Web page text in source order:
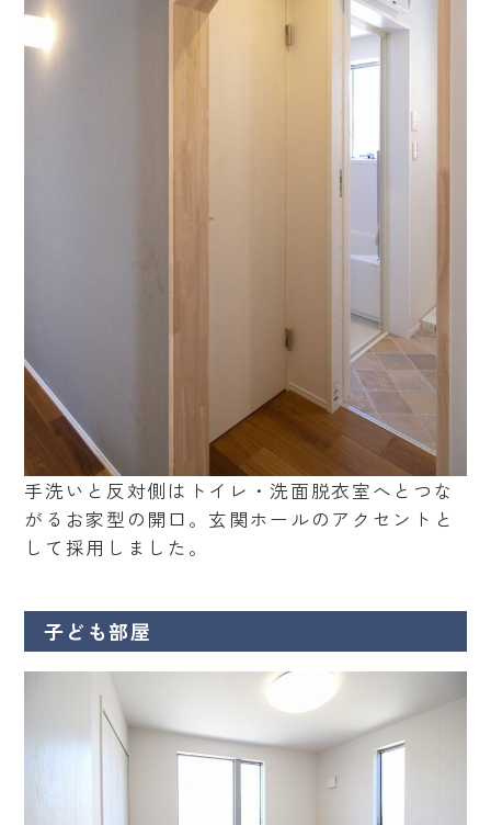
手洗いと反対側はトイレ・洗面脱衣室へとつな
がるお家型の開口。玄関ホールのアクセントと
して採用しました。
子ども部屋